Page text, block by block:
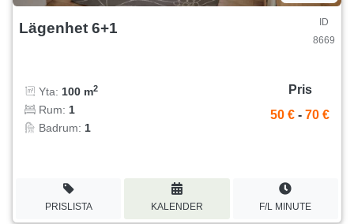
Lägenhet 6+1
ID
8669
Yta: 100 m2
Rum: 1
Badrum: 1
Pris
50 € - 70 €
PRISLISTA KALENDER F/L MINUTE